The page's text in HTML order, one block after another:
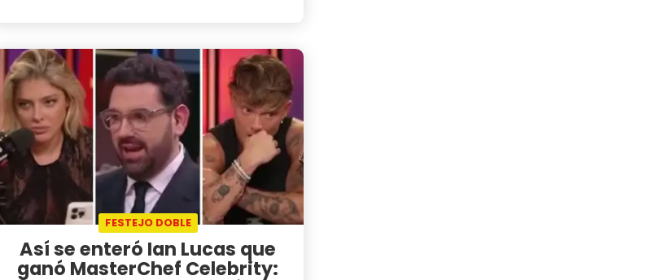
FESTEJO DOBLE
Así se enteró Ian Lucas que
ganó MasterChef Celebrity: